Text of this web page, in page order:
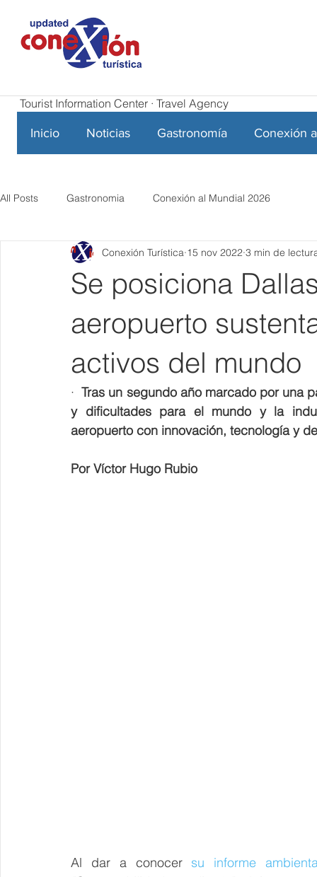
Tourist Information Center · Travel Agency
Inicio Noticias Gastronomía Conexión
All Posts Gastronomia Conexión al Mundial 2026
Se posiciona
aeropuerto
activos del mundo
Conexión Turística 15 nov 2022 3 min de
· Tras un segundo año marcado por una
y dificultades para el mundo y la
aeropuerto con innovación, tecnología y
Por Víctor Hugo Rubio
Al dar a conocer su informe